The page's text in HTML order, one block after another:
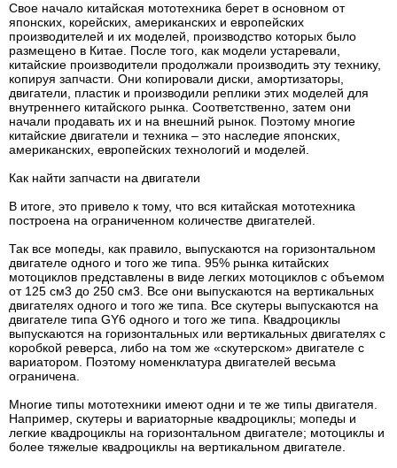
Свое начало китайская мототехника берет в основном от
японских, корейских, американских и европейских
производителей и их моделей, производство которых было
размещено в Китае. После того, как модели устаревали,
китайские производители продолжали производить эту технику,
копируя запчасти. Они копировали диски, амортизаторы,
двигатели, пластик и производили реплики этих моделей для
внутреннего китайского рынка. Соответственно, затем они
начали продавать их и на внешний рынок. Поэтому многие
китайские двигатели и техника – это наследие японских,
американских, европейских технологий и моделей.
Как найти запчасти на двигатели
В итоге, это привело к тому, что вся китайская мототехника
построена на ограниченном количестве двигателей.
Так все мопеды, как правило, выпускаются на горизонтальном
двигателе одного и того же типа. 95% рынка китайских
мотоциклов представлены в виде легких мотоциклов с объемом
от 125 см3 до 250 см3. Все они выпускаются на вертикальных
двигателях одного и того же типа. Все скутеры выпускаются на
двигателе типа GY6 одного и того же типа. Квадроциклы
выпускаются на горизонтальных или вертикальных двигателях с
коробкой реверса, либо на том же «скутерском» двигателе с
вариатором. Поэтому номенклатура двигателей весьма
ограничена.
Многие типы мототехники имеют одни и те же типы двигателя.
Например, скутеры и вариаторные квадроциклы; мопеды и
легкие квадроциклы на горизонтальном двигателе; мотоциклы и
более тяжелые квадроциклы на вертикальном двигателе.